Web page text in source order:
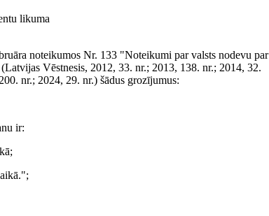
likuma
noteikumos Nr. 133 "Noteikumi par valsts nodevu par
Vēstnesis, 2012, 33. nr.; 2013, 138. nr.; 2014, 32.
nr.; 2024, 29. nr.) šādus grozījumus:
ir: